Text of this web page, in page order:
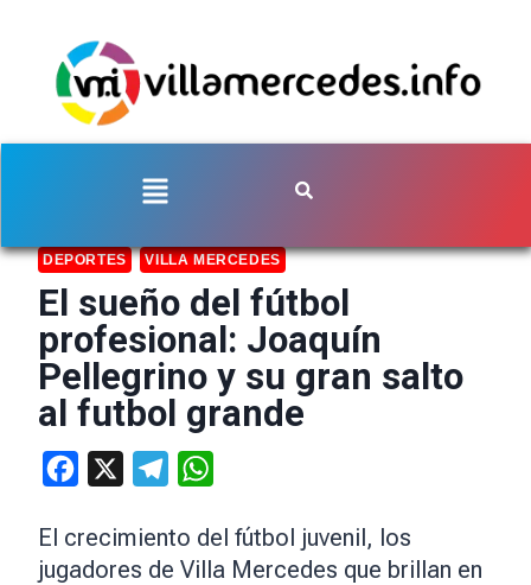
DEPORTES VILLA MERCEDES
El sueño del fútbol
profesional: Joaquín
Pellegrino y su gran salto
al futbol grande
Facebook Telegram
El crecimiento del fútbol juvenil, los
jugadores de Villa Mercedes que brillan en